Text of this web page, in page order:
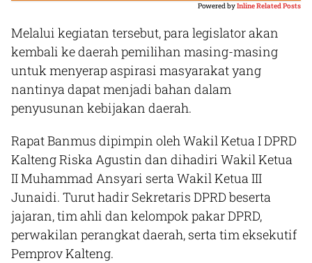
Powered byInline Related Posts
Melalui kegiatan tersebut, para legislator akan
kembali ke daerah pemilihan masing-masing
untuk menyerap aspirasi masyarakat yang
nantinya dapat menjadi bahan dalam
penyusunan kebijakan daerah.
Rapat Banmus dipimpin oleh Wakil Ketua I DPRD
Kalteng Riska Agustin dan dihadiri Wakil Ketua
II Muhammad Ansyari serta Wakil Ketua III
Junaidi. Turut hadir Sekretaris DPRD beserta
jajaran, tim ahli dan kelompok pakar DPRD,
perwakilan perangkat daerah, serta tim eksekutif
Pemprov Kalteng.